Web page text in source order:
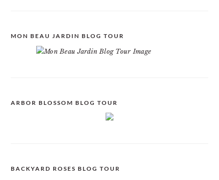
MON BEAU JARDIN BLOG TOUR
ARBOR BLOSSOM BLOG TOUR
BACKYARD ROSES BLOG TOUR